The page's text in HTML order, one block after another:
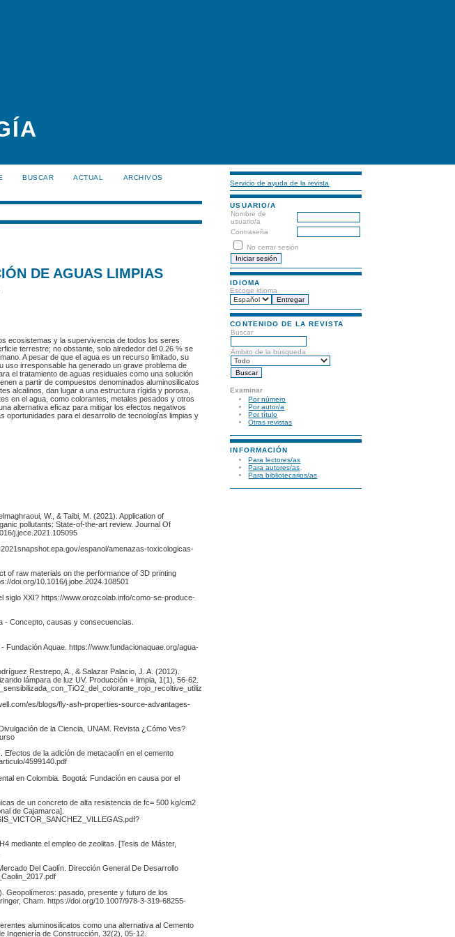
Servicio de ayuda de la revista
USUARIO/A
Nombre de
usuario/a
Contraseña
No cerrar sesión
IDIOMA
Escoge idioma
CONTENIDO DE LA REVISTA
Buscar
Ámbito de la búsqueda
Examinar
Por número
Por autor/a
Por título
Otras revistas
INFORMACIÓN
Para lectores/as
Para autores/as
Para bibliotecarios/as
BUSCAR ACTUAL
ARCHIVOS
DE AGUAS LIMPIAS
ecosistemas y la supervivencia de todos los seres
terrestre; no obstante, solo alrededor del 0.26 % se
A pesar de que el agua es un recurso limitado, su
uso irresponsable ha generado un grave problema de
el tratamiento de aguas residuales como una solución
a partir de compuestos denominados aluminosilicatos
alcalinos, dan lugar a una estructura rígida y porosa,
en el agua, como colorantes, metales pesados y otros
alternativa eficaz para mitigar los efectos negativos
oportunidades para el desarrollo de tecnologías limpias y
W., & Taibi, M. (2021). Application of
pollutants: State-of-the-art review. Journal Of
j.jece.2021.105095
espanol/amenazas-toxicologicas-
of raw materials on the performance of 3D printing
doi.org/10.1016/j.jobe.2024.108501
XXI? https://www.orozcolab.info/como-se-produce-
- Concepto, causas y consecuencias.
Fundación Aquae. https://www.fundacionaquae.org/agua-
Restrepo, A., & Salazar Palacio, J. A. (2012).
lámpara de luz UV. Producción + limpia, 1(1), 56-62.
es/blogs/fly-ash-properties-source-advantages-
de la Ciencia, UNAM. Revista ¿Cómo Ves?
de la adición de metacaolín en el cemento
4599140.pdf
en Colombia. Bogotá: Fundación en causa por el
de un concreto de alta resistencia de fc= 500 kg/cm2
de Cajamarca].
mediante el empleo de zeolitas. [Tesis de Máster,
Del Caolín. Dirección General De Desarrollo
Geopolímeros: pasado, presente y futuro de los
Cham. https://doi.org/10.1007/978-3-319-68255-
aluminosilicatos como una alternativa al Cemento
Ingeniería de Construcción, 32(2), 05-12.